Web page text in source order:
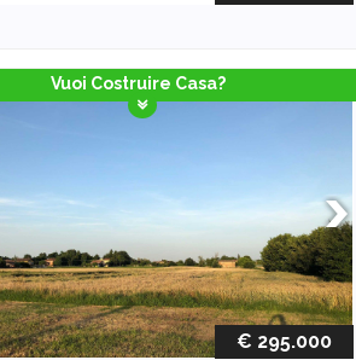
Vuoi Costruire Casa?
€ 295.000